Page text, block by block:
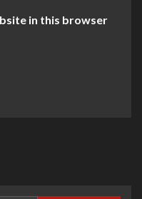
in this browser